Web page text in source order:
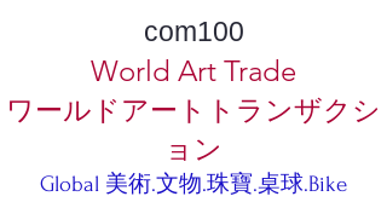
com100
World Art Trade
ワールドアートトランザクシ
ョン
Global 美術.文物.珠寶.桌球.Bike